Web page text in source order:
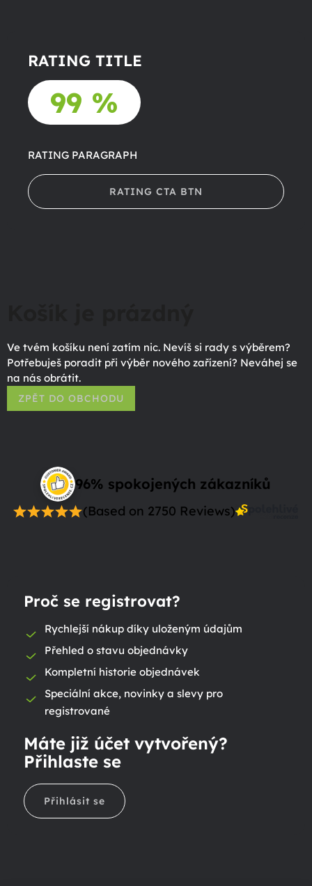
RATING TITLE
99 %
RATING PARAGRAPH
RATING CTA BTN
Ve tvém košíku není zatím nic. Nevíš si rady s výběrem?
Potřebuješ poradit při výběr nového zařízení? Neváhej se
na nás obrátit.
ZPĚT DO OBCHODU
96% spokojených zákazníků
(Based on 2750 Reviews)
Proč se registrovat?
Rychlejší nákup díky uloženým údajům
Přehled o stavu objednávky
Kompletní historie objednávek
Speciální akce, novinky a slevy pro
registrované
Máte již účet vytvořený?
Přihlaste se
Přihlásit se